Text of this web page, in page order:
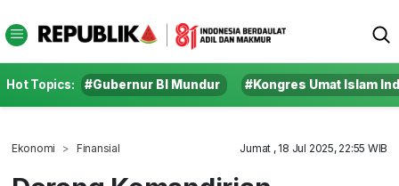
Hot Topics: #Gubernur BI Mundur #Kongres Umat Islam
Ekonomi Finansial Jumat , 18 Jul 2025, 22:55 WIB